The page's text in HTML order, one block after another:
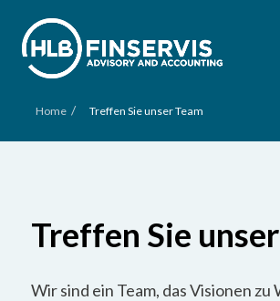
Home / Treffen Sie unser Team
Treffen Sie
Wir sind ein Team, das Visionen